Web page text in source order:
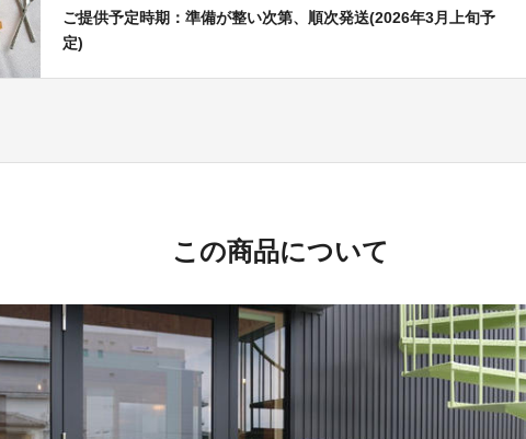
ご提供予定時期：準備が整い次第、順次発送(2026年3月上旬予
定)
この商品について